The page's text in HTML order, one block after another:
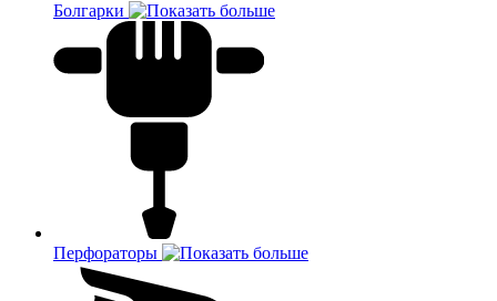
Болгарки
Перфораторы